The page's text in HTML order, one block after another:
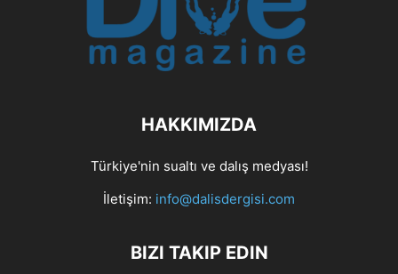
HAKKIMIZDA
Türkiye'nin sualtı ve dalış medyası!
İletişim: info@dalisdergisi.com
BIZI TAKIP EDIN